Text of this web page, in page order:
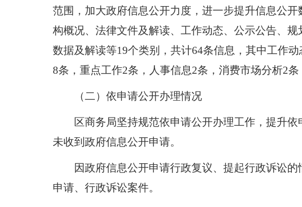
范围，加大政府信息公开力度，进一步提升信息公开
构概况、法律文件及解读、工作动态、公示公告、
数据及解读等19个类别，共计64条信息，其中工作动
8条，重点工作2条，人事信息2条，消费市场分析2条
（二）依申请公开办理情况
区商务局坚持规范依申请公开办理工作，提升
未收到政府信息公开申请。
因政府信息公开申请行政复议、提起行政诉讼的
申请、行政诉讼案件。